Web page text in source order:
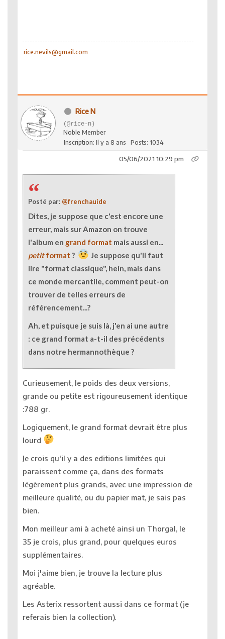
rice.nevils@gmail.com
Rice N
(@rice-n)
Noble Member
Inscription: Il y a 8 ans
Posts: 1034
05/06/2021 10:29 pm
Posté par: @frenchauide
Dites, je suppose que c'est encore une
erreur, mais sur Amazon on trouve
l'album en grand format mais aussi en...
petitformat ?
Je suppose qu'il faut
lire "format classique", hein, mais dans
ce monde mercantile, comment peut-on
trouver de telles erreurs de
référencement...?
Ah, et puisque je suis là, j'en ai une autre
: ce grand format a-t-il des précédents
dans notre hermannothèque ?
Curieusement, le poids des deux versions,
grande ou petite est rigoureusement identique
:788 gr.
Logiquement, le grand format devrait être plus
lourd
Je crois qu'il y a des editions limitées qui
paraissent comme ça, dans des formats
légèrement plus grands, avec une impression de
meilleure qualité, ou du papier mat, je sais pas
bien.
Mon meilleur ami à acheté ainsi un Thorgal, le
35 je crois, plus grand, pour quelques euros
supplémentaires.
Moi j'aime bien, je trouve la lecture plus
agréable.
Les Asterix ressortent aussi dans ce format (je
referais bien la collection).